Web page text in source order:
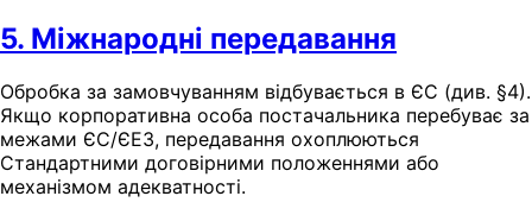
5. Міжнародні передавання
Обробка за замовчуванням відбувається в ЄС (див. §4).
Якщо корпоративна особа постачальника перебуває за
межами ЄС/ЄЕЗ, передавання охоплюються
Стандартними договірними положеннями або
механізмом адекватності.